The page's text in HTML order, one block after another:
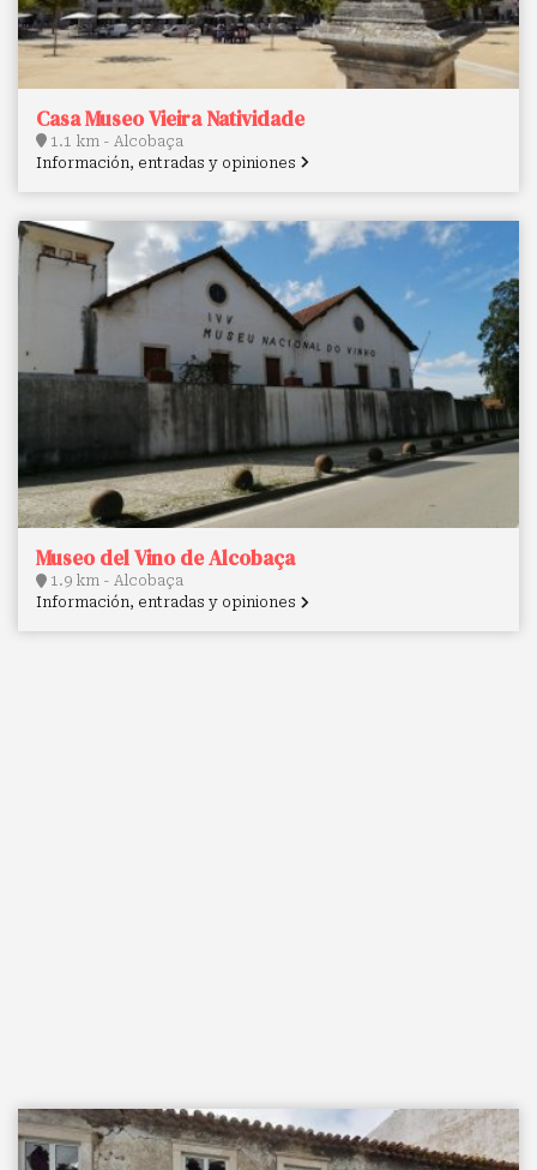
Casa Museo Vieira Natividade
1.1 km - Alcobaça
Información, entradas y opiniones
Museo del Vino de Alcobaça
1.9 km - Alcobaça
Información, entradas y opiniones